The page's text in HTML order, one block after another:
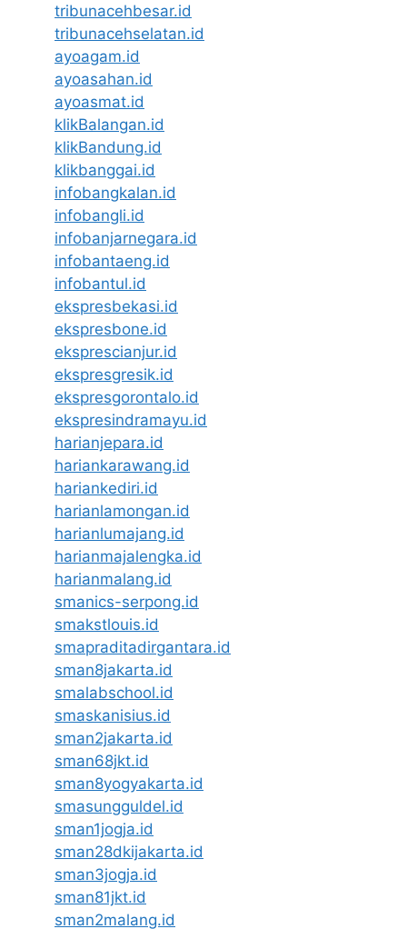
tribunacehbesar.id
tribunacehselatan.id
ayoagam.id
ayoasahan.id
ayoasmat.id
klikBalangan.id
klikBandung.id
klikbanggai.id
infobangkalan.id
infobangli.id
infobanjarnegara.id
infobantaeng.id
infobantul.id
ekspresbekasi.id
ekspresbone.id
eksprescianjur.id
ekspresgresik.id
ekspresgorontalo.id
ekspresindramayu.id
harianjepara.id
hariankarawang.id
hariankediri.id
harianlamongan.id
harianlumajang.id
harianmajalengka.id
harianmalang.id
smanics-serpong.id
smakstlouis.id
smapraditadirgantara.id
sman8jakarta.id
smalabschool.id
smaskanisius.id
sman2jakarta.id
sman68jkt.id
sman8yogyakarta.id
smasungguldel.id
sman1jogja.id
sman28dkijakarta.id
sman3jogja.id
sman81jkt.id
sman2malang.id